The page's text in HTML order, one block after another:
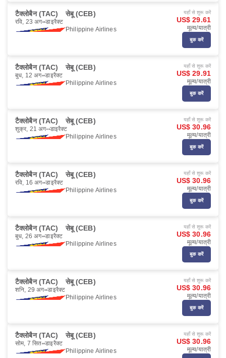
टैक्लोबैन (TAC) सेबू (CEB)
रवि, 23 अग॰ डाइरैक्ट
Philippine Airlines
यहाँ से शुरू करें
US$ 29.61
मूल्य/यात्री
बुक करें
टैक्लोबैन (TAC) सेबू (CEB)
बुध, 12 अग॰ डाइरैक्ट
Philippine Airlines
यहाँ से शुरू करें
US$ 29.91
मूल्य/यात्री
बुक करें
टैक्लोबैन (TAC) सेबू (CEB)
शुक्र, 21 अग॰ डाइरैक्ट
Philippine Airlines
यहाँ से शुरू करें
US$ 30.96
मूल्य/यात्री
बुक करें
टैक्लोबैन (TAC) सेबू (CEB)
रवि, 16 अग॰ डाइरैक्ट
Philippine Airlines
यहाँ से शुरू करें
US$ 30.96
मूल्य/यात्री
बुक करें
टैक्लोबैन (TAC) सेबू (CEB)
बुध, 26 अग॰ डाइरैक्ट
Philippine Airlines
यहाँ से शुरू करें
US$ 30.96
मूल्य/यात्री
बुक करें
टैक्लोबैन (TAC) सेबू (CEB)
शनि, 29 अग॰ डाइरैक्ट
Philippine Airlines
यहाँ से शुरू करें
US$ 30.96
मूल्य/यात्री
बुक करें
टैक्लोबैन (TAC) सेबू (CEB)
सोम, 7 सित॰ डाइरैक्ट
Philippine Airlines
यहाँ से शुरू करें
US$ 30.96
मूल्य/यात्री